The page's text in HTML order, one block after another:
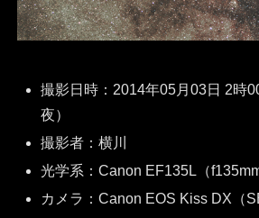
撮影日時：2014年05月03日 2時
夜）
撮影者：横川
光学系：Canon EF135L（
カメラ：Canon EOS Kiss DX（